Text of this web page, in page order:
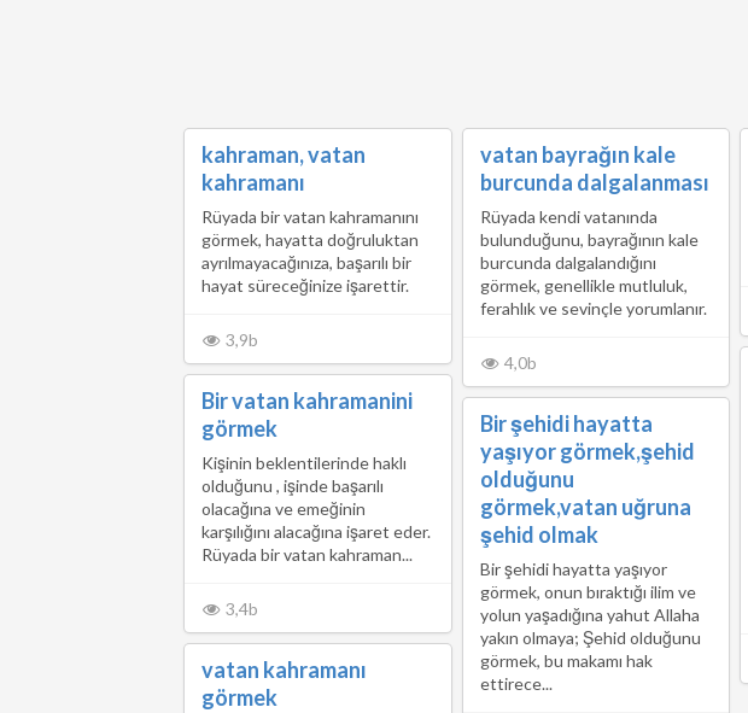
kahraman, vatan
kahramanı
Rüyada bir vatan kahramanını
görmek, hayatta doğruluktan
ayrılmayacağınıza, başarılı bir
hayat süreceğinize işarettir.
3,9b
Bir vatan kahramanini
görmek
Kişinin beklentilerinde haklı
olduğunu , işinde başarılı
olacağına ve emeğinin
karşılığını alacağına işaret eder.
Rüyada bir vatan kahraman...
3,4b
vatan kahramanı
görmek
vatan bayrağın kale
burcunda dalgalanması
Rüyada kendi vatanında
bulunduğunu, bayrağının kale
burcunda dalgalandığını
görmek, genellikle mutluluk,
ferahlık ve sevinçle yorumlanır.
4,0b
Bir şehidi hayatta
yaşıyor görmek,şehid
olduğunu
görmek,vatan uğruna
şehid olmak
Bir şehidi hayatta yaşıyor
görmek, onun bıraktığı ilim ve
yolun yaşadığına yahut Allaha
yakın olmaya; Şehid olduğunu
görmek, bu makamı hak
ettirece...